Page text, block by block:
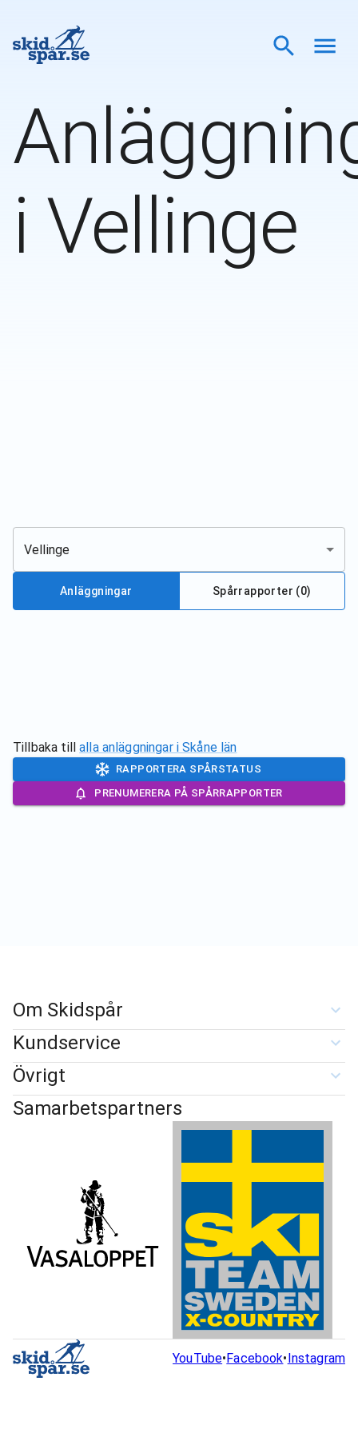
i Vellinge
Vellinge
Anläggningar Spårrapporter (0)
Tillbaka till alla anläggningar iSkåne län
RAPPORTERA SPÅRSTATUS
PRENUMERERA PÅ SPÅRRAPPORTER
Om Skidspår
Kundservice
Övrigt
Samarbetspartners
YouTube•Facebook•Instagram